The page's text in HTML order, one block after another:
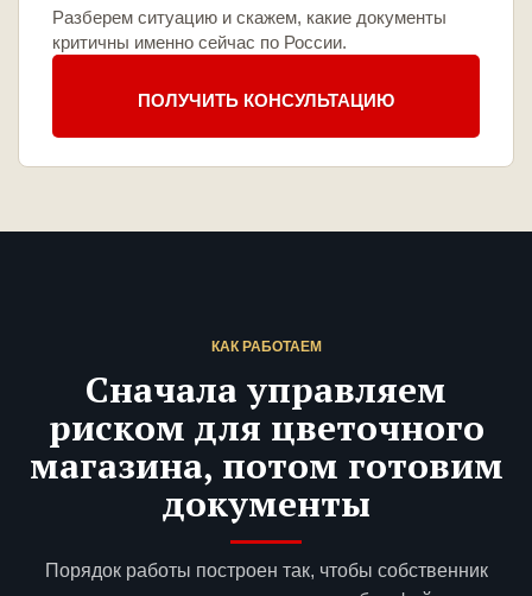
Разберем ситуацию и скажем, какие документы
критичны именно сейчас по России.
ПОЛУЧИТЬ КОНСУЛЬТАЦИЮ
КАК РАБОТАЕМ
Сначала управляем
риском для цветочного
магазина, потом готовим
документы
Порядок работы построен так, чтобы собственник